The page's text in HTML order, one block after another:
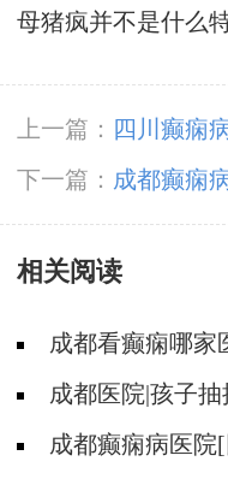
母猪疯并不是什么
上一篇：
四川癫痫
注意哪些日常护理?
下一篇： 成都癫痫
中的常见问题
相关阅读
成都看癫痫哪家
些遗传病可能伴有
成都医院|孩子
影响吗?
成都癫痫病医院